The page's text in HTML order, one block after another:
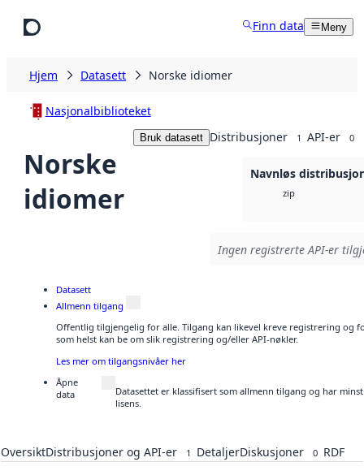
Finn data Meny
Hjem Datasett Norske idiomer
Nasjonalbiblioteket
Norske
idiomer
Bruk datasett Distribusjoner 1 API-er 0
Navnløs
zip
Ingen registrerte API-er
Datasett
Allmenn tilgang
Offentlig tilgjengelig for alle. Tilgang kan likevel kreve registrering og
som helst kan be om slik registrering og/eller API-nøkler.
Les mer om tilgangsnivåer her
Åpne
data
Datasettet er klassifisert som allmenn tilgang og har
lisens.
OversiktDistribusjoner og API-er 1 DetaljerDiskusjoner 0 RDF